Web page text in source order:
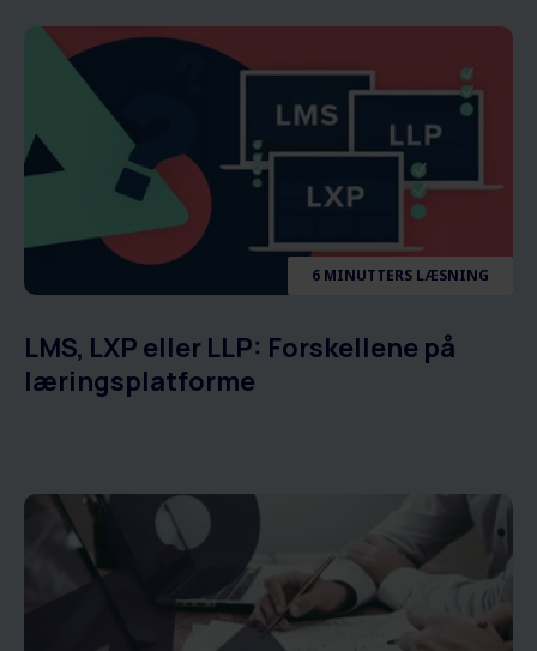
6 MINUTTERS LÆSNING
LMS, LXP eller LLP: Forskellene på
læringsplatforme